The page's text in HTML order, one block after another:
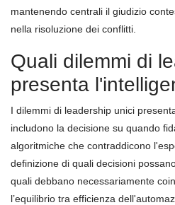
mantenendo centrali il giudizio
nella risoluzione dei conflitti.
Quali dilemmi di
presenta
I dilemmi di leadership unici
includono la decisione su quando
algoritmiche che contraddicono
definizione di quali decisioni
quali debbano necessariamente
l’equilibrio tra efficienza